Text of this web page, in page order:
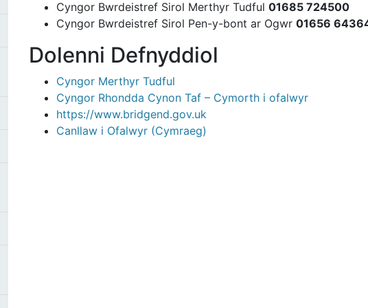
Cyngor Bwrdeistref Sirol Merthyr Tudful 01685 724500
Cyngor Bwrdeistref Sirol Pen-y-bont ar Ogwr 01656
Dolenni Defnyddiol
Cyngor Merthyr Tudful
Cyngor Rhondda Cynon Taf – Cymorth i ofalwyr
https://www.bridgend.gov.uk
Canllaw i Ofalwyr (Cymraeg)